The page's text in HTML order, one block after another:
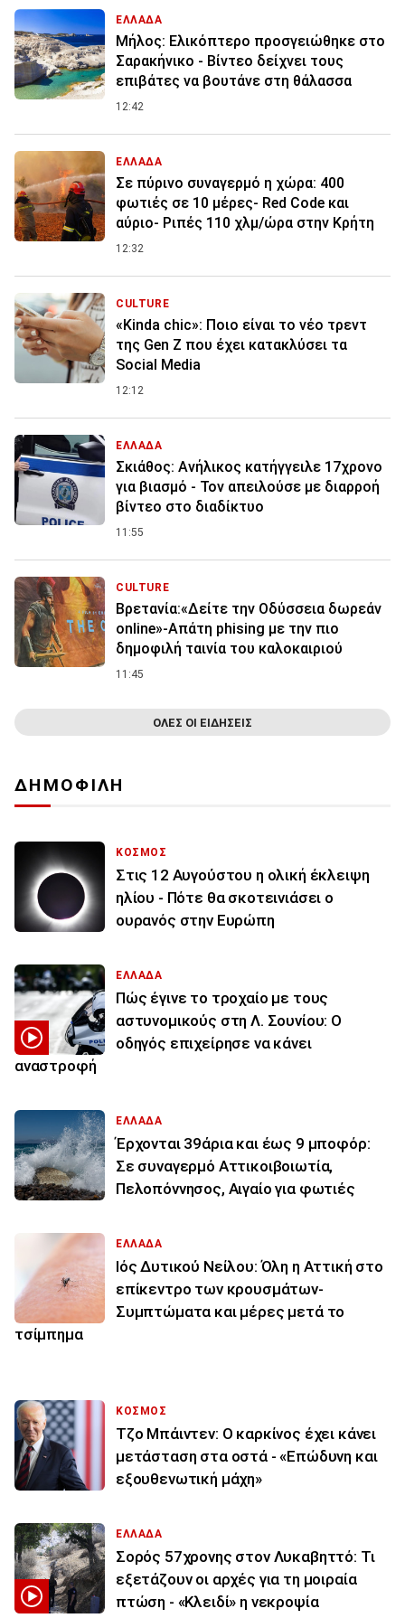
ΕΛΛΑΔΑ
Μήλος: Ελικόπτερο προσγειώθηκε στο
Σαρακήνικο - Βίντεο δείχνει τους
επιβάτες να βουτάνε στη θάλασσα
12:42
ΕΛΛΑΔΑ
Σε πύρινο συναγερμό η χώρα: 400
φωτιές σε 10 μέρες- Red Code και
αύριο- Ριπές 110 χλμ/ώρα στην Κρήτη
12:32
CULTURE
«Kinda chic»: Ποιο είναι το νέο τρεντ
της Gen Z που έχει κατακλύσει τα
Social Media
12:12
ΕΛΛΑΔΑ
Σκιάθος: Ανήλικος κατήγγειλε 17χρονο
για βιασμό - Τον απειλούσε με διαρροή
βίντεο στο διαδίκτυο
11:55
CULTURE
Βρετανία:«Δείτε την Οδύσσεια δωρεάν
online»-Απάτη phising με την πιο
δημοφιλή ταινία του καλοκαιριού
11:45
ΟΛΕΣ ΟΙ ΕΙΔΗΣΕΙΣ
ΔΗΜΟΦΙΛΗ
ΚΟΣΜΟΣ
Στις 12 Αυγούστου η ολική έκλειψη
ηλίου - Πότε θα σκοτεινιάσει ο
ουρανός στην Ευρώπη
ΕΛΛΑΔΑ
Πώς έγινε το τροχαίο με τους
αστυνομικούς στη Λ. Σουνίου: Ο
οδηγός επιχείρησε να κάνει
αναστροφή
ΕΛΛΑΔΑ
Έρχονται 39άρια και έως 9 μποφόρ:
Σε συναγερμό Αττικοιβοιωτία,
Πελοπόννησος, Αιγαίο για φωτιές
ΕΛΛΑΔΑ
Ιός Δυτικού Νείλου: Όλη η Αττική στο
επίκεντρο των κρουσμάτων-
Συμπτώματα και μέρες μετά το
τσίμπημα
ΚΟΣΜΟΣ
Τζο Μπάιντεν: Ο καρκίνος έχει κάνει
μετάσταση στα οστά - «Επώδυνη και
εξουθενωτική μάχη»
ΕΛΛΑΔΑ
Σορός 57χρονης στον Λυκαβηττό: Τι
εξετάζουν οι αρχές για τη μοιραία
πτώση - «Κλειδί» η νεκροψία